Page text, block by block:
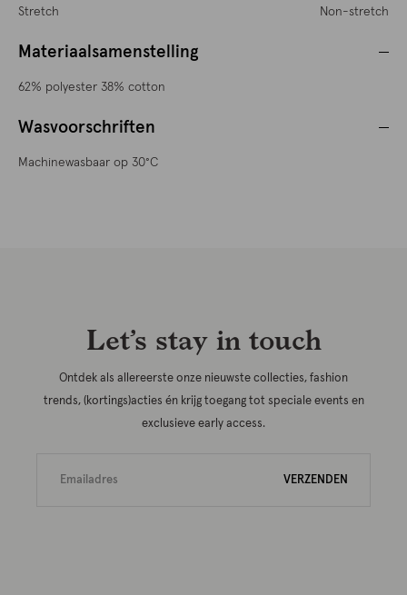
Stretch
Non-stretch
Materiaalsamenstelling
62% polyester 38% cotton
Wasvoorschriften
Machinewasbaar op 30°C
Let’s stay in touch
Ontdek als allereerste onze nieuwste collecties, fashion
trends, (kortings)acties én krijg toegang tot speciale events en
exclusieve early access.
VERZENDEN